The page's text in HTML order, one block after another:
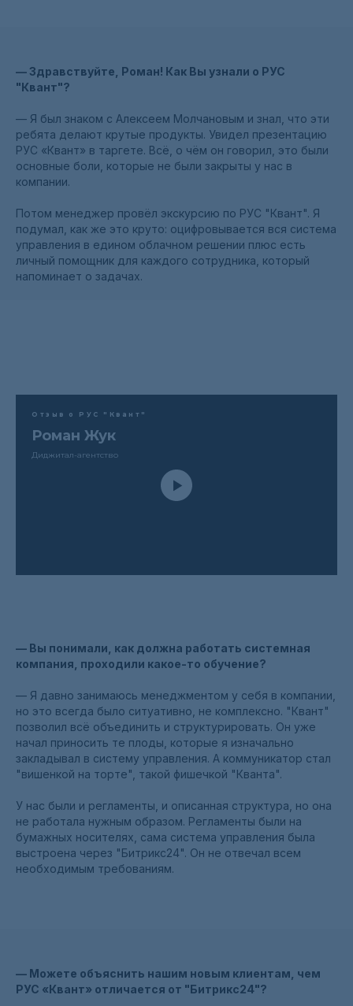
— Здравствуйте, Роман! Как Вы узнали о РУС
"Квант"?
— Я был знаком с Алексеем Молчановым и знал, что эти
ребята делают крутые продукты. Увидел презентацию
РУС «Квант» в таргете. Всё, о чём он говорил, это были
основные боли, которые не были закрыты у нас в
компании.
Потом менеджер провёл экскурсию по РУС "Квант". Я
подумал, как же это круто: оцифровывается вся система
управления в едином облачном решении плюс есть
личный помощник для каждого сотрудника, который
напоминает о задачах.
Отзыв о РУС "Квант"
Роман Жук
Диджитал-агентство
— Вы понимали, как должна работать системная
компания, проходили какое-то обучение?
— Я давно занимаюсь менеджментом у себя в компании,
но это всегда было ситуативно, не комплексно. "Квант"
позволил всё объединить и структурировать. Он уже
начал приносить те плоды, которые я изначально
закладывал в систему управления. А коммуникатор стал
"вишенкой на торте", такой фишечкой "Кванта".
У нас были и регламенты, и описанная структура, но она
не работала нужным образом. Регламенты были на
бумажных носителях, сама система управления была
выстроена через "Битрикс24". Он не отвечал всем
необходимым требованиям.
— Можете объяснить нашим новым клиентам, чем
РУС «Квант» отличается от "Битрикс24"?